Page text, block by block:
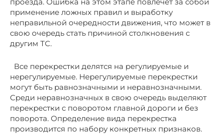
применение ложных правил и выработку
неправильной очередности движения, что может в
свою очередь стать причиной столкновения с
другим ТС.
Все перекрестки делятся на регулируемые и
нерегулируемые. Нерегулируемые перекрестки
могут быть равнозначными и неравнозначными.
Среди неравнозначных в свою очередь выделяют
перекрестки с поворотом главной дороги и без
поворота. Определение вида перекрестка
производится по набору конкретных признаков.